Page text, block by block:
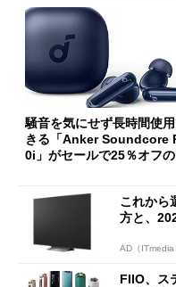
騒音を気にせず長時間使
きる「Anker Soundcore
0i」がセールで25％オフの
これから
方と、
AD（ITmedia
FIIO、ス